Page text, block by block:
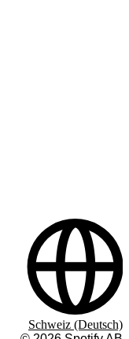
Schweiz (Deutsch)